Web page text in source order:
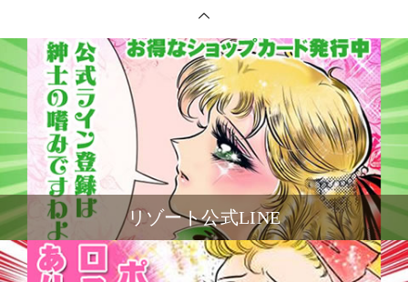
リゾート公式LINE